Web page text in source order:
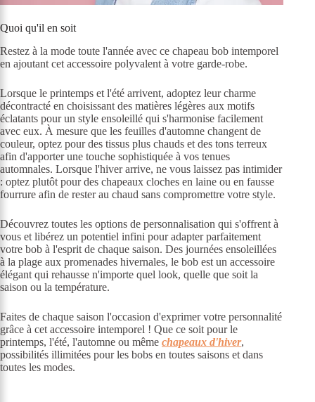
Quoi qu'il en soit
Restez à la mode toute l'année avec ce chapeau bob intemporel
en ajoutant cet accessoire polyvalent à votre garde-robe.
Lorsque le printemps et l'été arrivent, adoptez leur charme
décontracté en choisissant des matières légères aux motifs
éclatants pour un style ensoleillé qui s'harmonise facilement
avec eux. À mesure que les feuilles d'automne changent de
couleur, optez pour des tissus plus chauds et des tons terreux
afin d'apporter une touche sophistiquée à vos tenues
automnales. Lorsque l'hiver arrive, ne vous laissez pas intimider
: optez plutôt pour des chapeaux cloches en laine ou en fausse
fourrure afin de rester au chaud sans compromettre votre style.
Découvrez toutes les options de personnalisation qui s'offrent à
vous et libérez un potentiel infini pour adapter parfaitement
votre bob à l'esprit de chaque saison. Des journées ensoleillées
à la plage aux promenades hivernales, le bob est un accessoire
élégant qui rehausse n'importe quel look, quelle que soit la
saison ou la température.
Faites de chaque saison l'occasion d'exprimer votre personnalité
grâce à cet accessoire intemporel ! Que ce soit pour le
printemps, l'été, l'automne ou même chapeaux d'hiver,
possibilités illimitées pour les bobs en toutes saisons et dans
toutes les modes.